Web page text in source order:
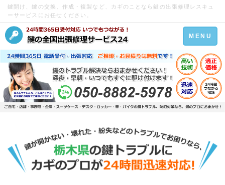
鍵開け、鍵の交換、作成・複製など、カギのことなら鍵の出張修理レスキュ
ーサービスにお任せください。
Toggle
navigation
MENU